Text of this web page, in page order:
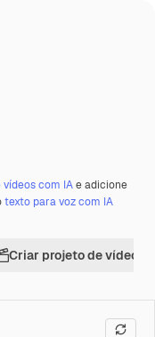
com IAe adicione
texto para voz com IA
Criar projeto de vídeo